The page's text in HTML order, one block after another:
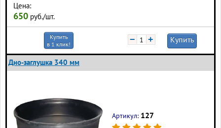
Цена:
650 руб./шт.
Купить
в 1 клик!
− + Купить
Дно-заглушка 340 мм
Артикул: 127